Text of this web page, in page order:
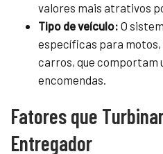
valores mais atrativos
Tipo de veículo: O
específicas para motos,
carros, que comportam
encomendas.
Fatores que
Entregador